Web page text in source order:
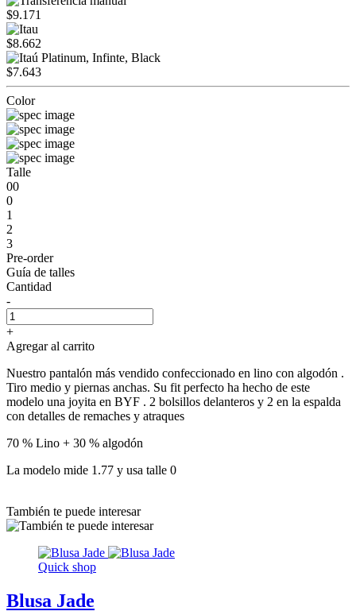
$9.171
$8.662
$7.643
Color
Talle
00
0
1
2
3
Pre-order
Guía de talles
Cantidad
-
+
Agregar al carrito
Nuestro pantalón más vendido confeccionado en lino con algodón .
Tiro medio y piernas anchas. Su fit perfecto ha hecho de este
modelo una joyita en BYF . 2 bolsillos delanteros y 2 en la espalda
con detalles de remaches y atraques
70 % Lino + 30 % algodón
La modelo mide 1.77 y usa talle 0
También te puede interesar
Quick shop
Blusa Jade